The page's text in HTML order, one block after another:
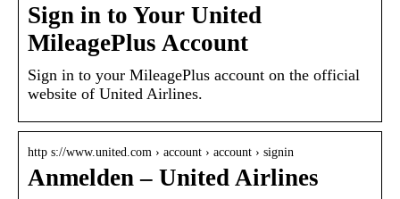
Sign in to Your United
MileagePlus Account
Sign in to your MileagePlus account on the official
website of United Airlines.
http s://www.united.com › account › account › signin
Anmelden – United Airlines